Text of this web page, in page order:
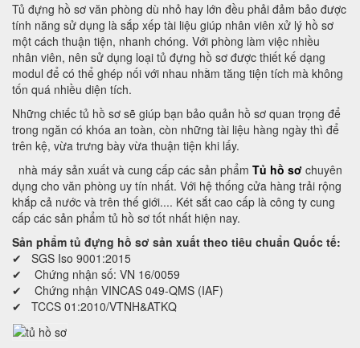
Tủ đựng hồ sơ văn phòng dù nhỏ hay lớn đều phải đảm bảo được
tính năng sử dụng là sắp xếp tài liệu giúp nhân viên xử lý hồ sơ
một cách thuận tiện, nhanh chóng. Với phòng làm việc nhiều
nhân viên, nên sử dụng loại tủ đựng hồ sơ được thiết kế dạng
modul để có thể ghép nối với nhau nhằm tăng tiện tích mà không
tốn quá nhiều diện tích.
Những chiếc tủ hồ sơ sẽ giúp bạn bảo quản hồ sơ quan trọng để
trong ngăn có khóa an toàn, còn những tài liệu hàng ngày thì để
trên kệ, vừa trưng bày vừa thuận tiện khi lấy.
nhà máy sản xuất và cung cấp các sản phẩm Tủ hồ sơ chuyên
dụng cho văn phòng uy tín nhất. Với hệ thống cửa hàng trải rộng
khắp cả nước và trên thế giới.... Két sắt cao cấp là công ty cung
cấp các sản phẩm tủ hồ sơ tốt nhất hiện nay.
Sản phẩm tủ đựng hồ sơ sản xuất theo tiêu chuẩn Quốc tế:
✔ SGS Iso 9001:2015
✔ Chứng nhận số: VN 16/0059
✔ Chứng nhận VINCAS 049-QMS (IAF)
✔ TCCS 01:2010/VTNH&ATKQ